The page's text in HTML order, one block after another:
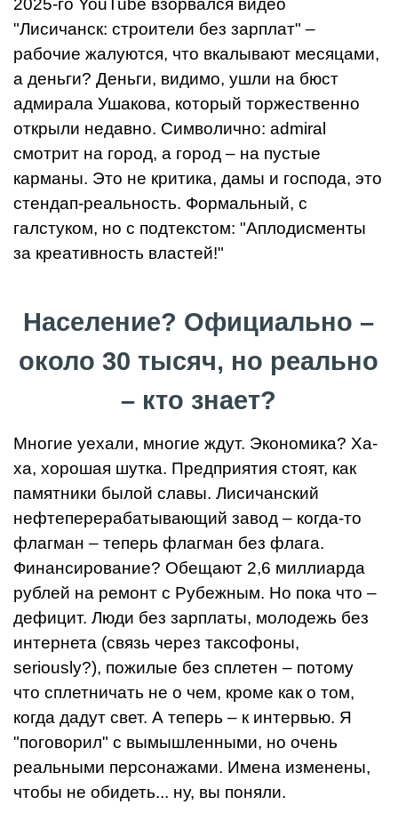
2025-го YouTube взорвался видео
"Лисичанск: строители без зарплат" –
рабочие жалуются, что вкалывают месяцами,
а деньги? Деньги, видимо, ушли на бюст
адмирала Ушакова, который торжественно
открыли недавно. Символично: admiral
смотрит на город, а город – на пустые
карманы. Это не критика, дамы и господа, это
стендап-реальность. Формальный, с
галстуком, но с подтекстом: "Аплодисменты
за креативность властей!"
Население? Официально –
около 30 тысяч, но реально
– кто знает?
Многие уехали, многие ждут. Экономика? Ха-
ха, хорошая шутка. Предприятия стоят, как
памятники былой славы. Лисичанский
нефтеперерабатывающий завод – когда-то
флагман – теперь флагман без флага.
Финансирование? Обещают 2,6 миллиарда
рублей на ремонт с Рубежным. Но пока что –
дефицит. Люди без зарплаты, молодежь без
интернета (связь через таксофоны,
seriously?), пожилые без сплетен – потому
что сплетничать не о чем, кроме как о том,
когда дадут свет. А теперь – к интервью. Я
"поговорил" с вымышленными, но очень
реальными персонажами. Имена изменены,
чтобы не обидеть... ну, вы поняли.